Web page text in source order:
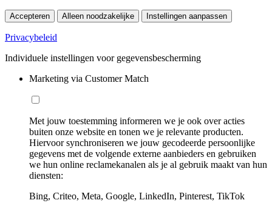
Accepteren Alleen noodzakelijke Instellingen aanpassen
Privacybeleid
Individuele instellingen voor gegevensbescherming
Marketing via Customer Match
Met jouw toestemming informeren we je ook over acties
buiten onze website en tonen we je relevante producten.
Hiervoor synchroniseren we jouw gecodeerde persoonlijke
gegevens met de volgende externe aanbieders en gebruiken
we hun online reclamekanalen als je al gebruik maakt van hun
diensten:
Bing, Criteo, Meta, Google, LinkedIn, Pinterest, TikTok